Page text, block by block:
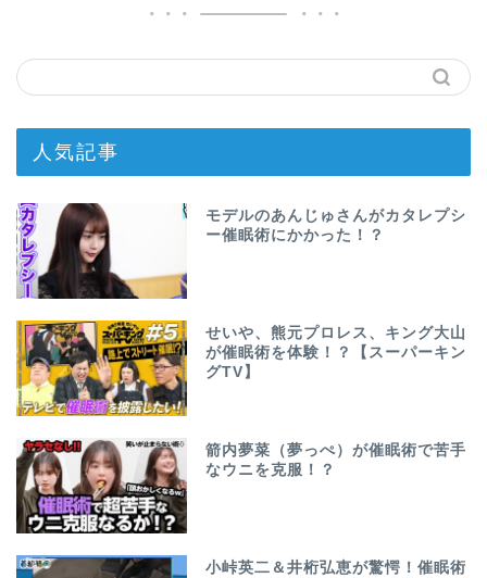
人気記事
モデルのあんじゅさんがカタレプシ
ー催眠術にかかった！？
せいや、熊元プロレス、キング大山
が催眠術を体験！？【スーパーキン
グTV】
箭内夢菜（夢っぺ）が催眠術で苦手
なウニを克服！？
小峠英二＆井桁弘恵が驚愕！催眠術